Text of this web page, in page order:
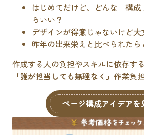
はじめてだけど、どんな「構
らいい？
デザインが得意じゃないけど大
昨年の出来栄えと比べられたら
作成する人の負担やスキルに依存す
「誰が担当しても無理なく」作業負
ページ構成アイデアを